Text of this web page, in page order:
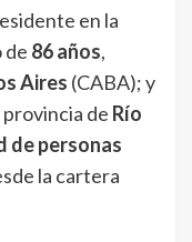
en la
de 86 años,
Aires (CABA); y
de Río
de personas
la cartera